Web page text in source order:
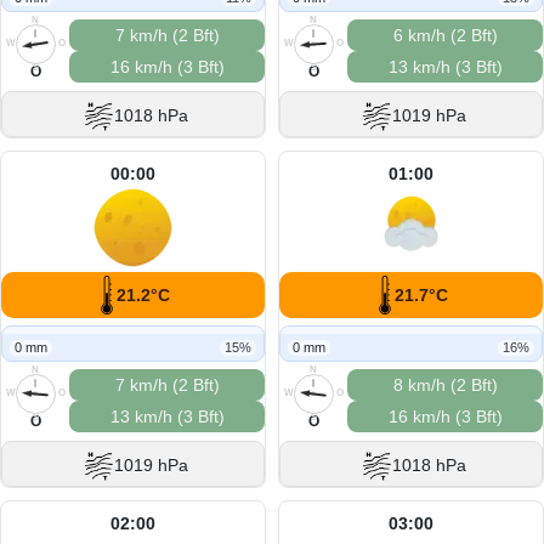
N
O
S
W
O
7 km/h (2 Bft)
16 km/h (3 Bft)
1018 hPa
N
O
S
W
O
6 km/h (2 Bft)
13 km/h (3 Bft)
1019 hPa
00:00
21.2°C
0 mm 15%
N
O
S
W
O
7 km/h (2 Bft)
13 km/h (3 Bft)
1019 hPa
01:00
21.7°C
0 mm 16%
N
O
S
W
O
8 km/h (2 Bft)
16 km/h (3 Bft)
1018 hPa
02:00 03:00